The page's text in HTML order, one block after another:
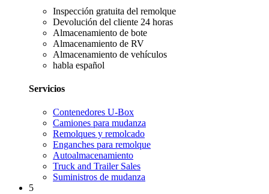
Inspección gratuita del remolque
Devolución del cliente 24 horas
Almacenamiento de bote
Almacenamiento de RV
Almacenamiento de vehículos
habla español
Servicios
Contenedores U-Box
Camiones para mudanza
Remolques y remolcado
Enganches para remolque
Autoalmacenamiento
Truck and Trailer Sales
Suministros de mudanza
5